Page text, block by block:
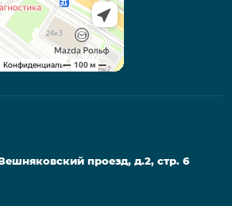
проезд, д.2, стр. 6